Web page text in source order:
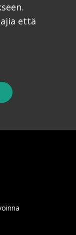
että